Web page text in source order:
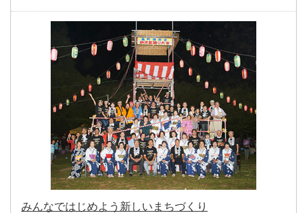
みんなではじめよう新しいまちづくり